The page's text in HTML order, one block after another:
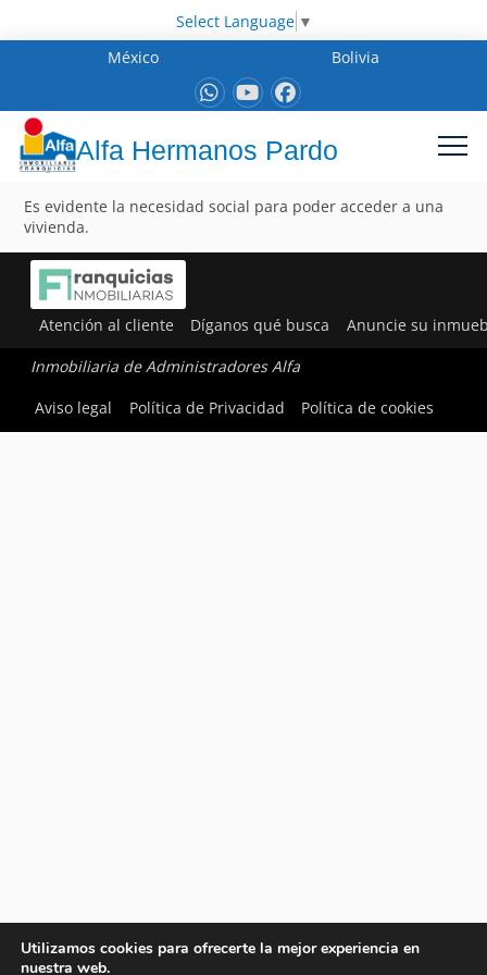
Select Language ▼
México
Bolivia
Alfa Hermanos Pardo
Es evidente la necesidad social para poder acceder a una
vivienda.
Atención al cliente Díganos qué busca Anuncie su
Inmobiliaria de Administradores Alfa
Aviso legal
Política de Privacidad Política de cookies
Utilizamos cookies para ofrecerte la mejor experiencia en
nuestra web.